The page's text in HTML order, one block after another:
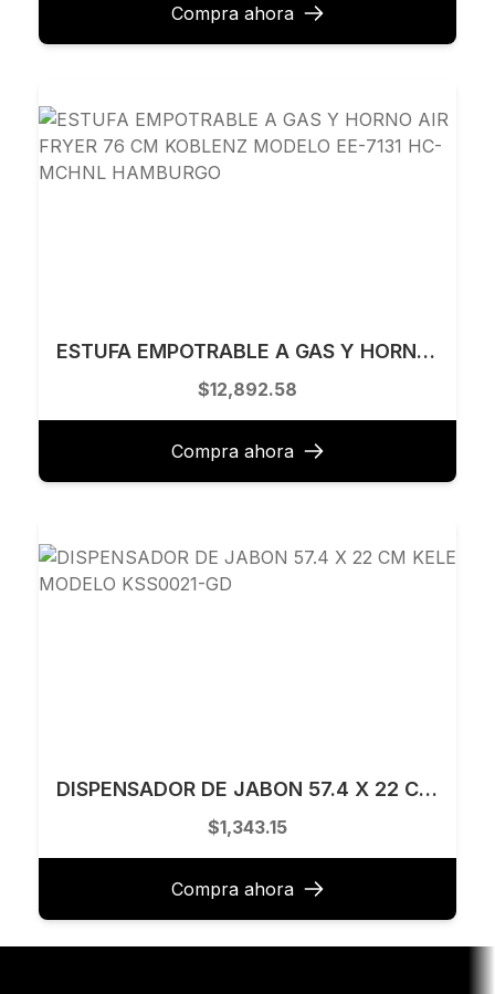
Compra ahora
ESTUFA EMPOTRABLE A GAS Y HORNO AIR FRYER 76 CM KOBLENZ MODELO EE-7131 HC-MCHNL HAMBURGO
$12,892.58
Compra ahora
DISPENSADOR DE JABON 57.4 X 22 CM KELE MODELO KSS0021-GD
$1,343.15
Compra ahora